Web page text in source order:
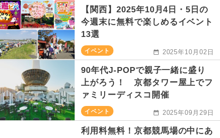
【関西】2025年10月4日・5日の
今週末に無料で楽しめるイベント
13選
イベント 2025年10月02日
90年代J-POPで親子一緒に盛り
上がろう！ 京都タワー屋上でフ
ァミリーディスコ開催
イベント 2025年09月29日
利用料無料！京都競馬場の中にあ